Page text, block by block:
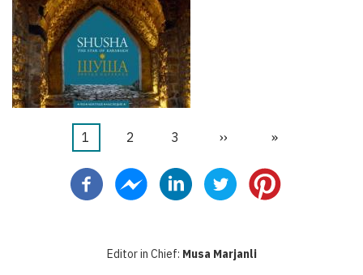
Paginação
Página
1 Página
2 Página
3
Próxima
››
Última
»
Editor in Chief: Musa Marjanli